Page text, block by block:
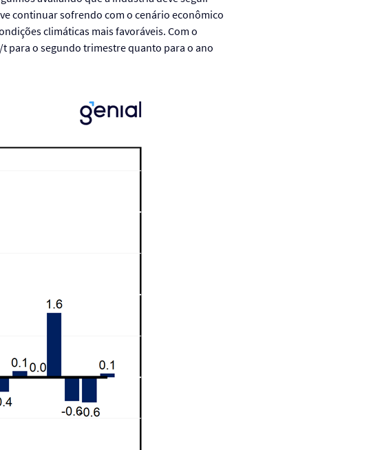
continuar sofrendo com o cenário econômico
climáticas mais favoráveis. Com o
para o segundo trimestre quanto para o ano